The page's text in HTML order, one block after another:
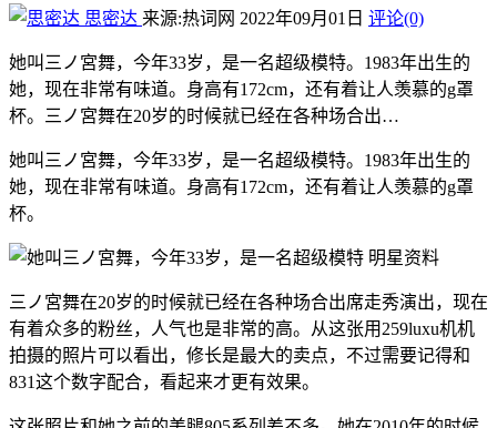
思密达 来源:热词网 2022年09月01日 评论(0)
她叫三ノ宮舞，今年33岁，是一名超级模特。1983年出生的
她，现在非常有味道。身高有172cm，还有着让人羡慕的g罩
杯。三ノ宮舞在20岁的时候就已经在各种场合出…
她叫三ノ宮舞，今年33岁，是一名超级模特。1983年出生的
她，现在非常有味道。身高有172cm，还有着让人羡慕的g罩
杯。
三ノ宮舞在20岁的时候就已经在各种场合出席走秀演出，现在
有着众多的粉丝，人气也是非常的高。从这张用259luxu机机
拍摄的照片可以看出，修长是最大的卖点，不过需要记得和
831这个数字配合，看起来才更有效果。